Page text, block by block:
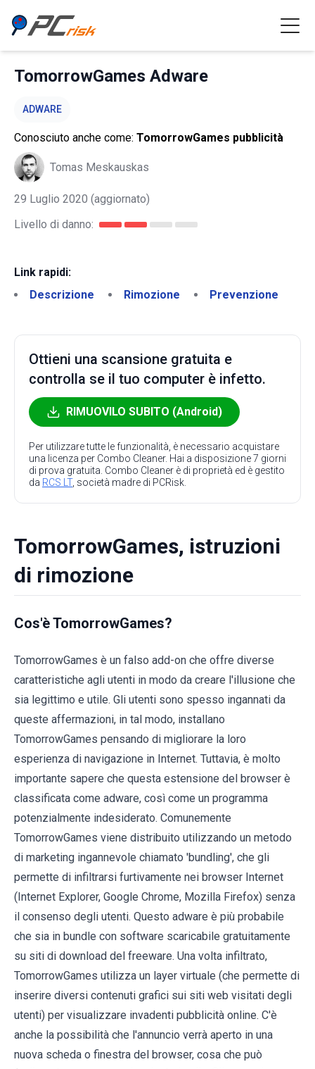
TomorrowGames Adware
ADWARE
Conosciuto anche come: TomorrowGames pubblicità
Tomas Meskauskas
29 Luglio 2020 (aggiornato)
Livello di danno:
Link rapidi:
Descrizione
Rimozione Prevenzione
Ottieni una scansione gratuita e
controlla se il tuo computer è infetto.
RIMUOVILO SUBITO (Android)
Per utilizzare tutte le funzionalità, è necessario acquistare
una licenza per Combo Cleaner. Hai a disposizione 7 giorni
di prova gratuita. Combo Cleaner è di proprietà ed è gestito
da RCS LT, società madre di PCRisk.
TomorrowGames, istruzioni
di rimozione
Cos'è TomorrowGames?
TomorrowGames è un falso add-on che offre diverse
caratteristiche agli utenti in modo da creare l'illusione che
sia legittimo e utile. Gli utenti sono spesso ingannati da
queste affermazioni, in tal modo, installano
TomorrowGames pensando di migliorare la loro
esperienza di navigazione in Internet. Tuttavia, è molto
importante sapere che questa estensione del browser è
classificata come adware, così come un programma
potenzialmente indesiderato. Comunemente
TomorrowGames viene distribuito utilizzando un metodo
di marketing ingannevole chiamato 'bundling', che gli
permette di infiltrarsi furtivamente nei browser Internet
(Internet Explorer, Google Chrome, Mozilla Firefox) senza
il consenso degli utenti. Questo adware è più probabile
che sia in bundle con software scaricabile gratuitamente
su siti di download del freeware. Una volta infiltrato,
TomorrowGames utilizza un layer virtuale (che permette di
inserire diversi contenuti grafici sui siti web visitati degli
utenti) per visualizzare invadenti pubblicità online. C'è
anche la possibilità che l'annuncio verrà aperto in una
nuova scheda o finestra del browser, cosa che può